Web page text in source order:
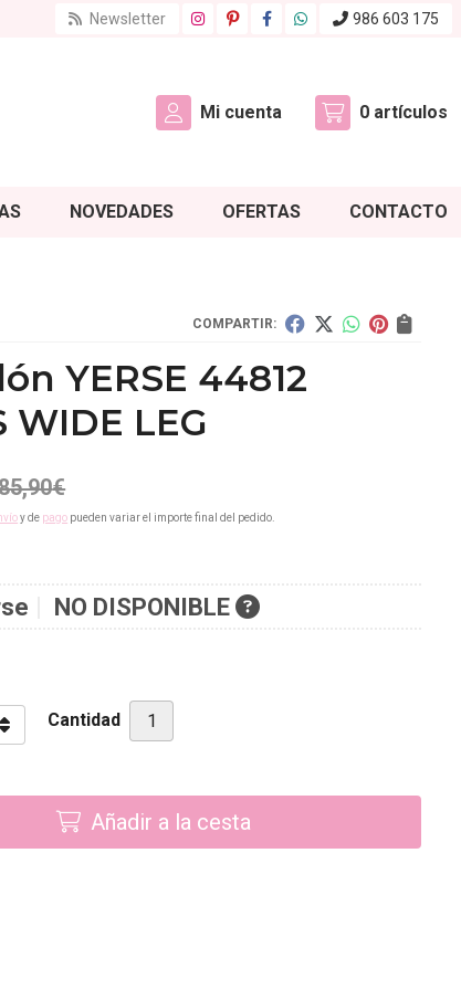
Newsletter 986 603 175
Mi cuenta 0 artículos
NOVEDADES OFERTAS CONTACTO
COMPARTIR:
YERSE 44812
WIDE LEG
€
y de pago pueden variar el importe final del pedido.
NO DISPONIBLE
Cantidad
Añadir a la cesta